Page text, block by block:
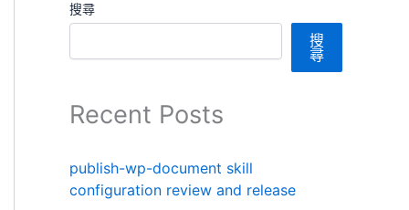
搜尋
搜
尋
Recent Posts
publish-wp-document skill
configuration review and release